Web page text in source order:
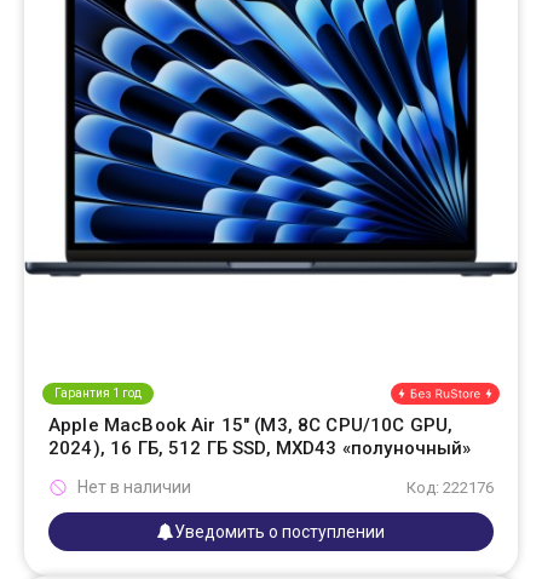
Гарантия 1 год
Apple MacBook Air 15" (M3, 8C CPU/10C GPU,
2024), 16 ГБ, 512 ГБ SSD, MXD43 «полуночный»
Код: 222176
Нет в наличии
Уведомить о поступлении